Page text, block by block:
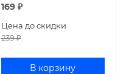
169₽
Цена до скидки
239₽
В корзину